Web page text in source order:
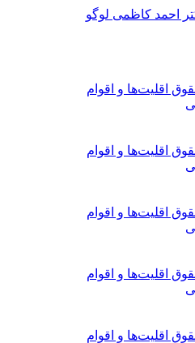
اقلیت‌ها و اقوام
اقلیت‌ها و اقوام
اقلیت‌ها و اقوام
اقلیت‌ها و اقوام
اقلیت‌ها و اقوام